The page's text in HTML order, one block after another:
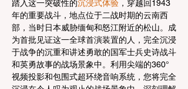
踏入这一突破性的沉浸式体验 ，穿越回1943
年的重要战斗，地点位于二战时期的云南西
部，当时日本威胁缅甸和怒江附近的松山。成
为首批见证这一全球首演装置的人，完全沉浸
于战争的沉重和讲述勇敢的国军士兵史诗战斗
和英勇故事的战场景象中。利用尖端的360°
视频投影和包围式超环绕音响系统，您将完全